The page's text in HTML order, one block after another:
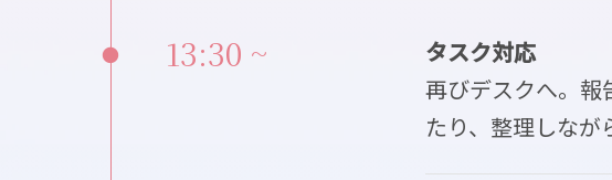
● 13:30 ~
タスク対応
再びデスクへ。報
たり、整理しなが